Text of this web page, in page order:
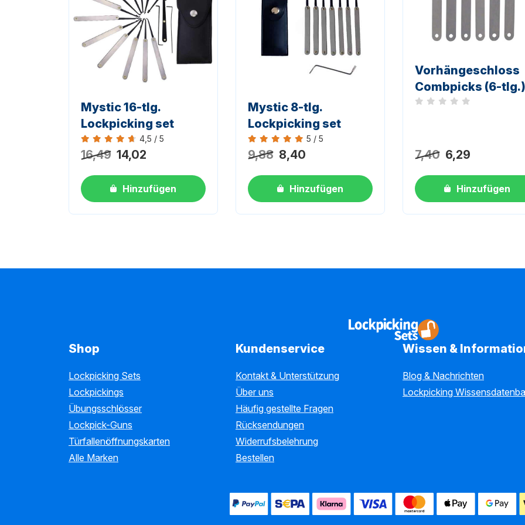
DIES IST DIE SCHWARZE VERSION
Mystic 16-tlg.
Lockpicking set
Bewertung 4,5 von 5
4,5 / 5
16,49 14,02
Hinzufügen
Mystic 8-tlg.
Lockpicking set
Bewertung 5 von 5
5 / 5
9,88 8,40
Hinzufügen
Vorhängeschloss
Combpicks (6-tlg.)
Noch keine Bewertungen
7,40 6,29
Hinzufügen
Shop
Lockpicking Sets
Lockpickings
Übungsschlösser
Lockpick-Guns
Türfallenöffnungskarten
Alle Marken
Kundenservice
Kontakt & Unterstützung
Über uns
Häufig gestellte Fragen
Rücksendungen
Widerrufsbelehrung
Bestellen
Wissen &
Blog & Nachrichten
Lockpicking